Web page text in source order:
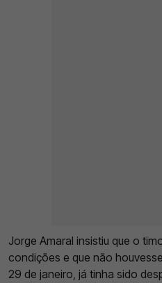
Jorge Amaral insistiu que o
condições e que não
29 de janeiro, já tinha sido